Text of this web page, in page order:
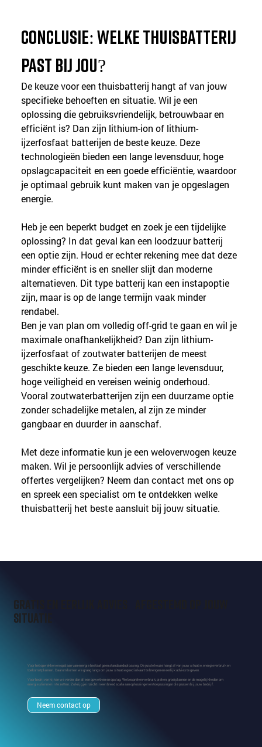
Conclusie: welke thuisbatterij
past bij jou?
De keuze voor een thuisbatterij hangt af van jouw
specifieke behoeften en situatie. Wil je een
oplossing die gebruiksvriendelijk, betrouwbaar en
efficiënt is? Dan zijn lithium-ion of lithium-
ijzerfosfaat batterijen de beste keuze. Deze
technologieën bieden een lange levensduur, hoge
opslagcapaciteit en een goede efficiëntie, waardoor
je optimaal gebruik kunt maken van je opgeslagen
energie.
Heb je een beperkt budget en zoek je een tijdelijke
oplossing? In dat geval kan een loodzuur batterij
een optie zijn. Houd er echter rekening mee dat deze
minder efficiënt is en sneller slijt dan moderne
alternatieven. Dit type batterij kan een instapoptie
zijn, maar is op de lange termijn vaak minder
rendabel.
Ben je van plan om volledig off-grid te gaan en wil je
maximale onafhankelijkheid? Dan zijn lithium-
ijzerfosfaat of zoutwater batterijen de meest
geschikte keuze. Ze bieden een lange levensduur,
hoge veiligheid en vereisen weinig onderhoud.
Vooral zoutwaterbatterijen zijn een duurzame optie
zonder schadelijke metalen, al zijn ze minder
gangbaar en duurder in aanschaf.
Met deze informatie kun je een weloverwogen keuze
maken. Wil je persoonlijk advies of verschillende
offertes vergelijken? Neem dan contact met ons op
en spreek een specialist om te ontdekken welke
thuisbatterij het beste aansluit bij jouw situatie.
Voor het opwekken en opslaan van energie bestaat geen standaardoplossing. De juiste keuze hangt af van jouw situatie, energieverbruik en
toekomstplannen. Daarom komen we graag langs om jouw situatie goed in kaart te brengen en eerlijk advies te geven.
Voor bedrijven kijken we verder dan alleen opwekken en opslag. We bespreken verbruik, pieken, groeiplannen en de mogelijkheden om
energie slimmer in te zetten. Zo krijg je inzicht in een breed scala aan oplossingen en toepassingen die passen bij jouw bedrijf.
Neem contact op
Gratis en eerlijk advies afgestemd op jouw
situatie